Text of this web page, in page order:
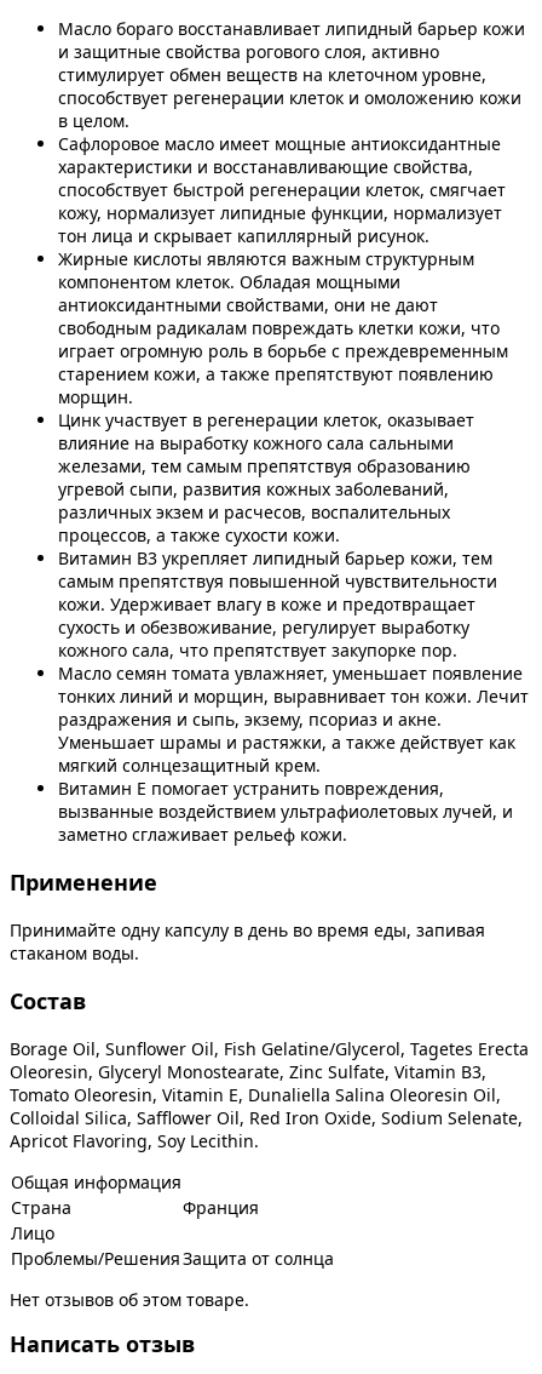
Масло бораго восстанавливает липидный барьер кожи
и защитные свойства рогового слоя, активно
стимулирует обмен веществ на клеточном уровне,
способствует регенерации клеток и омоложению кожи
в целом.
Сафлоровое масло имеет мощные антиоксидантные
характеристики и восстанавливающие свойства,
способствует быстрой регенерации клеток, смягчает
кожу, нормализует липидные функции, нормализует
тон лица и скрывает капиллярный рисунок.
Жирные кислоты являются важным структурным
компонентом клеток. Обладая мощными
антиоксидантными свойствами, они не дают
свободным радикалам повреждать клетки кожи, что
играет огромную роль в борьбе с преждевременным
старением кожи, а также препятствуют появлению
морщин.
Цинк участвует в регенерации клеток, оказывает
влияние на выработку кожного сала сальными
железами, тем самым препятствуя образованию
угревой сыпи, развития кожных заболеваний,
различных экзем и расчесов, воспалительных
процессов, а также сухости кожи.
Витамин В3 укрепляет липидный барьер кожи, тем
самым препятствуя повышенной чувствительности
кожи. Удерживает влагу в коже и предотвращает
сухость и обезвоживание, регулирует выработку
кожного сала, что препятствует закупорке пор.
Масло семян томата увлажняет, уменьшает появление
тонких линий и морщин, выравнивает тон кожи. Лечит
раздражения и сыпь, экзему, псориаз и акне.
Уменьшает шрамы и растяжки, а также действует как
мягкий солнцезащитный крем.
Витамин Е помогает устранить повреждения,
вызванные воздействием ультрафиолетовых лучей, и
заметно сглаживает рельеф кожи.
Применение
Принимайте одну капсулу в день во время еды, запивая
стаканом воды.
Состав
Borage Oil, Sunflower Oil, Fish Gelatine/Glycerol, Tagetes Erecta
Oleoresin, Glyceryl Monostearate, Zinc Sulfate, Vitamin B3,
Tomato Oleoresin, Vitamin E, Dunaliella Salina Oleoresin Oil,
Colloidal Silica, Safflower Oil, Red Iron Oxide, Sodium Selenate,
Apricot Flavoring, Soy Lecithin.
Общая информация
Страна
Франция
Лицо
Проблемы/РешенияЗащита от солнца
Нет отзывов об этом товаре.
Написать отзыв